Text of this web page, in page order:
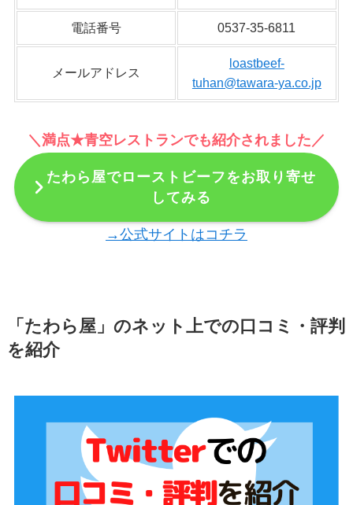
電話番号 0537-35-6811
メールアドレス
loastbeef-
tuhan@tawara-ya.co.jp
＼満点★青空レストランでも紹介されました／
たわら屋でローストビーフをお取り寄せ
してみる
→公式サイトはコチラ
「たわら屋」のネット上での口コミ・評判
を紹介